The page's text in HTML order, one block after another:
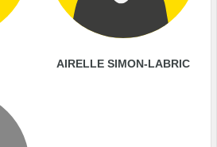
AIRELLE SIMON-LABRIC